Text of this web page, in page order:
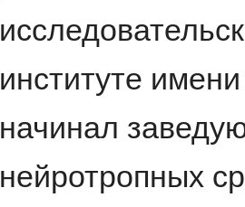
институте
начинал
нейротропных